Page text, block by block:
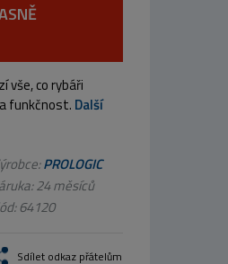
vše, co rybáři
funkčnost. Další
PROLOGIC
24 měsíců
64120
Sdílet odkaz přátelům